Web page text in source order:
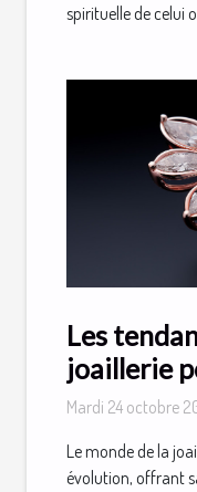
spirituelle de celui
Les
joaillerie
Mardi 24 octobre
Le monde de la
évolution, offrant